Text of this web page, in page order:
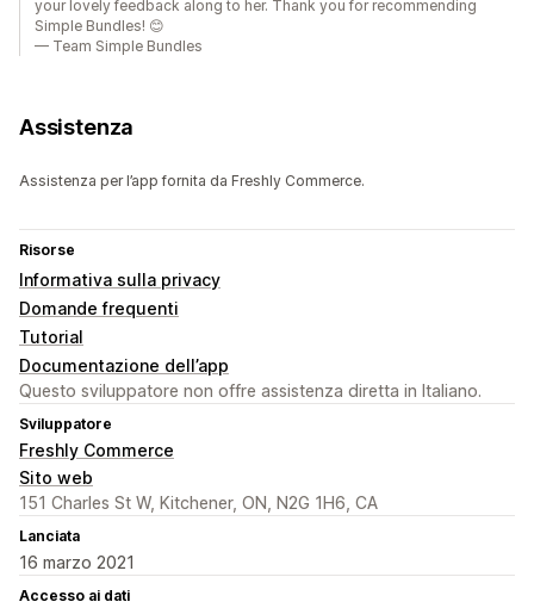
your lovely feedback along to her. Thank you for recommending
Simple Bundles! 😊
— Team Simple Bundles
Assistenza
Assistenza per l’app fornita da Freshly Commerce.
Risorse
Informativa sulla privacy
Domande frequenti
Tutorial
Documentazione dell’app
Questo sviluppatore non offre assistenza diretta in Italiano.
Sviluppatore
Freshly Commerce
Sito web
151 Charles St W, Kitchener, ON, N2G 1H6, CA
Lanciata
16 marzo 2021
Accesso ai dati